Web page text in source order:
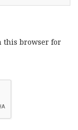
this browser for